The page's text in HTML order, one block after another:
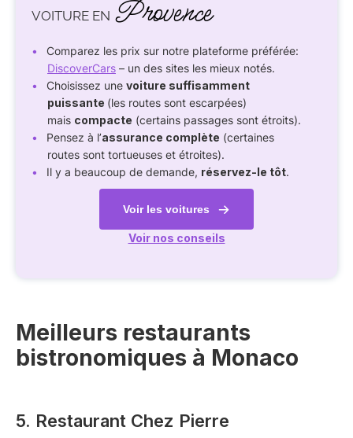
VOITURE EN Provence
Comparez les prix sur notre plateforme préférée:
DiscoverCars – un des sites les mieux notés.
Choisissez une voiture suffisamment
puissante (les routes sont escarpées)
mais compacte (certains passages sont étroits).
Pensez à l’assurance complète (certaines
routes sont tortueuses et étroites).
Il y a beaucoup de demande, réservez-le tôt.
Voir les voitures
Voir nos conseils
Meilleurs restaurants
bistronomiques à Monaco
5. Restaurant Chez Pierre